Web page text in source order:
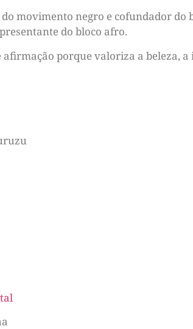
movimento negro e cofundador
do bloco afro.
porque valoriza a beleza,